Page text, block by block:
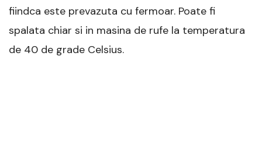
fiindca este prevazuta cu fermoar. Poate fi
spalata chiar si in masina de rufe la temperatura
de 40 de grade Celsius.